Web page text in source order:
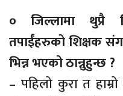
० जिल्लामा
तपाईंहरुको शिक्षक
भिन्न भएको ठान्नुहुन्छ ?
– पहिलो कुरा त